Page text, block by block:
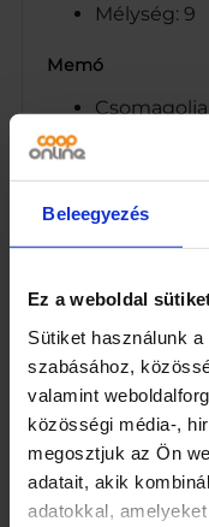
Beleegyezés
Ez a weboldal
Sütiket használunk
szabásához,
valamint
közösségi média-,
megosztjuk az Ön
adatait, akik
adatokkal,
Mélység: 9
Memó
vadhúsok,
Száraz,
Szilasfood
út 6.
A gyömbér
trópusi
kínai és
fűszere,
és édes